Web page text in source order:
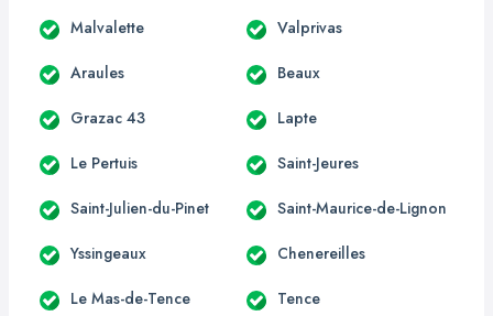
Malvalette Valprivas
Araules Beaux
Grazac 43 Lapte
Le Pertuis Saint-Jeures
Saint-Julien-du-Pinet Saint-Maurice-de-Lignon
Yssingeaux Chenereilles
Le Mas-de-Tence Tence